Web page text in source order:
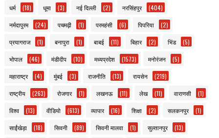
धर्म (18) धूमा (3) नई दिल्ली (2) नरसिंहपुर (404)
नर्मदापुरम (24) पचमढ़ी (1) परमहंसी (6) पिपरिया (2)
प्रयागराज (1) बनापुरा (1) बाबई (11) बिहार (2) भिंड (5)
भोपाल (46) मंडीदीप (10) मध्यप्रदेश (1573) मनोरंजन (5)
महाराष्ट्र (4) मुंबई (3) राजनीति (13) रायसेन (219)
राष्ट्रीय (263) रोजगार (1) लखनऊ (11) लेख (11) वाराणसी (1)
विश्व (13) वीडियो (613) व्यापार (16) शिक्षा (2) सलकनपुर (1)
साईंखेड़ा (18) सिवनी (89) सिवनी मालवा (1) सुल्तानपुर (13)